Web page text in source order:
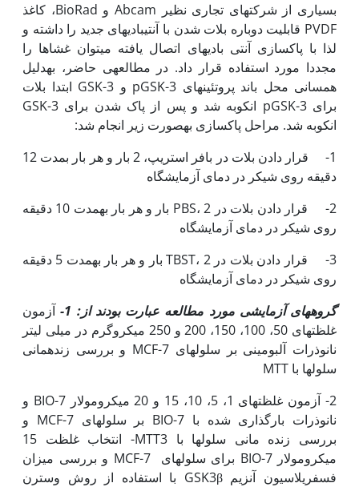
بسیاری از شرکتهای تجاری نظیر Abcam و BioRad، کاغذ
PVDF قابلیت دوباره بلات شدن با آنتی­بادی­ها­ی جدید را داشته و
لذا با پاکسازی آنتی بادی‫ها­ی اتصال یافته میتوان غشاها را
مجددا مورد استفاده قرار داد. در مطالعهی حاضر، به‫دلیل
همسانی محل باند پروتئینهای pGSK-3 و GSK-3 ابتدا بلات
برای pGSK-3 انکوبه شد و پس از پاک شدن برای GSK-3
انکوبه شد. مراحل پاک­سازی به‏صورت زیر انجام شد:
1- قرار دادن بلات در بافر استریپ، 2 بار و هر بار ب‏مدت 12
دقیقه روی شیکر در دمای آزمایشگاه
2- قرار دادن بلات در PBS، 2 بار و هر بار به‏مدت 10 دقیقه
روی شیکر در دمای آزمایشگاه
3- قرار دادن بلات در TBST، 2 بار و هر بار به‏­مدت 5 دقیقه
روی شیکر در دمای آزمایشگاه
گروه­های آزمایشی مورد مطالعه عبارت بودند از: 1-
آزمون
غلظت­های 50، 100، 150، 200 و 250 میکروگرم در میلی لیتر
نانوذرات آلبومینی بر سلول­های MCF-7 و بررسی زنده­مانی
سلولها با MTT
2- آزمون غلظت­های 1، 5، 10، 15 و 20 میکرومولار 7-BIO و
نانوذرات بارگذاری شده با 7-BIO بر سلول­های MCF-7 و
بررسی زنده مانی سلول‏ها با MTT3- انتخاب غلظت 15
میکرومولار 7-BIO برای سلول‫های MCF-7 و بررسی میزان
فسفریلاسیون آنزیم GSK3β با استفاده از روش وسترن